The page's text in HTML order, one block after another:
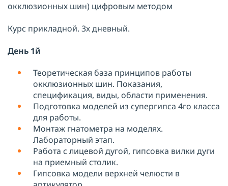
окклюзионных шин) цифровым методом
Курс прикладной. 3х дневный.
День 1й
Теоретическая база принципов работы
окклюзионных шин. Показания,
спецификация, виды, области применения.
Подготовка моделей из супергипса 4го класса
для работы.
Монтаж гнатометра на моделях.
Лабораторный этап.
Работа с лицевой дугой, гипсовка вилки дуги
на приемный столик.
Гипсовка модели верхней челюсти в